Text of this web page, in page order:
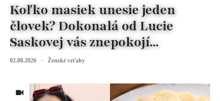
Koľko masiek unesie jeden
človek? Dokonalá od Lucie
Saskovej vás znepokojí...
02.08.2026 Ženské vzťahy